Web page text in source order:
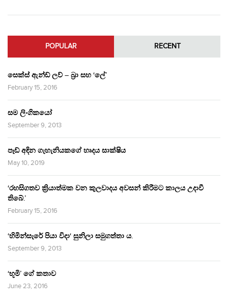
POPULAR RECENT
සෙක්ස් ඇන්ඩ් ලව් – බ්‍රා සහ ‘ලේ’
February 15, 2016
සම ලිංගිකයෝ
September 9, 2013
පෑඩ් අඳින ගැහැනියකගේ හෘදය සාක්ෂිය
May 10, 2019
‘රහසිගතව ක්‍රියාත්මක වන කුලවාදය අවසන් කිරීමට කාලය උදාවී
තිබේ.’
February 15, 2016
‘හිමින්සැරේ පියා විදා‘ සුනිලා සමුගත්තා ය.
September 9, 2013
‘භූමි’ ගේ කතාව
June 23, 2016